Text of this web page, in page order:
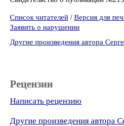
Список читателей / Версия для
Заявить о нарушении
Другие произведения автора
Рецензии
Написать рецензию
Другие произведения автора